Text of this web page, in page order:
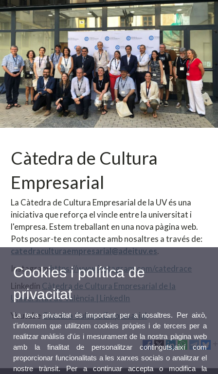
Càtedra de Cultura
Empresarial
La Càtedra de Cultura Empresarial de la UV és una
iniciativa que reforça el vincle entre la universitat i
l'empresa. Estem treballant en una nova pàgina web.
Pots posar-te en contacte amb nosaltres a través de:
catedraculturaempresarial@adeituv.es.
Instagramhttps://www.instagram.com/catedrace
Linkedin Càtedra de Cultura Empresarial de la
Universitat de València | LinkedIn
Youtube Càtedra Cultura Empresarial
Cookies i política de
privacitat
La teva privacitat és important per a nosaltres. Per això,
t'informem que utilitzem cookies pròpies i de tercers per a
realitzar anàlisis d'ús i mesurament de la nostra pàgina web
amb la finalitat de personalitzar continguts,així com
proporcionar funcionalitats a les xarxes socials o analitzar el
nostre trànsit. Per a continuar accepta o modifica la